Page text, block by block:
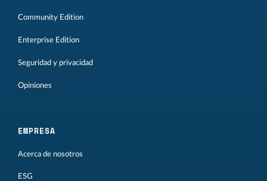
Community Edition
Enterprise Edition
Seguridad y privacidad
Opiniones
EMPRESA
Acerca de nosotros
ESG